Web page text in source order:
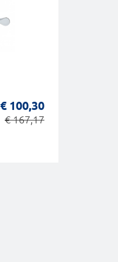
€ 100,30
€ 167,17